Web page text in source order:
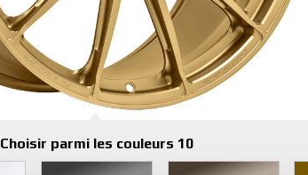
Choisir parmi les couleurs 10